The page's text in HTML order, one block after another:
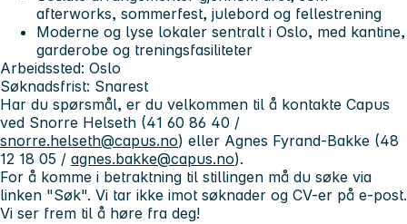
afterworks, sommerfest, julebord og fellestrening
Moderne og lyse lokaler sentralt i Oslo, med kantine,
garderobe og treningsfasiliteter
Arbeidssted: Oslo
Søknadsfrist: Snarest
Har du spørsmål, er du velkommen til å kontakte Capus
ved Snorre Helseth (41 60 86 40 /
snorre.helseth@capus.no) eller Agnes Fyrand-Bakke (48
12 18 05 / agnes.bakke@capus.no).
For å komme i betraktning til stillingen må du søke via
linken "Søk". Vi tar ikke imot søknader og CV-er på e-post.
Vi ser frem til å høre fra deg!